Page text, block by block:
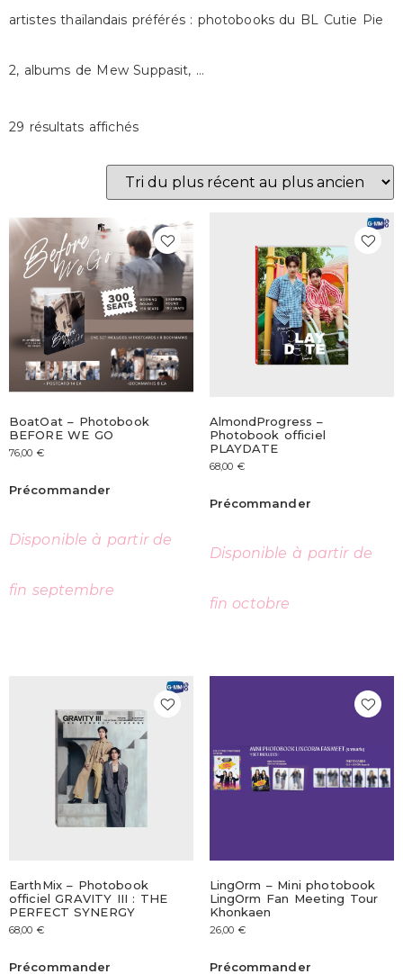
artistes thaïlandais préférés : photobooks du BL Cutie Pie
2, albums de Mew Suppasit, …
29 résultats affichés
BoatOat – Photobook
BEFORE WE GO
76,00 €
Précommander
Disponible à partir de
fin septembre
AlmondProgress –
Photobook officiel
PLAYDATE
68,00 €
Précommander
Disponible à partir de
fin octobre
EarthMix – Photobook
officiel GRAVITY III : THE
PERFECT SYNERGY
68,00 €
Précommander
LingOrm – Mini photobook
LingOrm Fan Meeting Tour
Khonkaen
26,00 €
Précommander